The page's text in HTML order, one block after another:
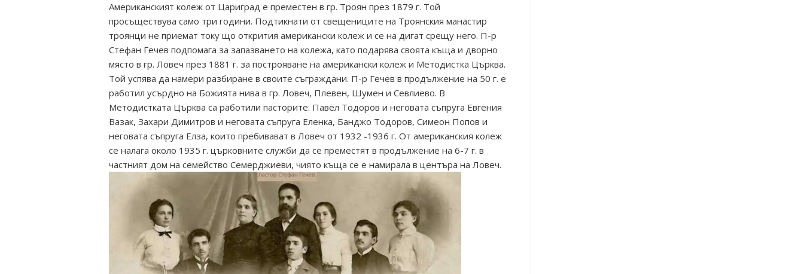
Американският колеж от Цариград е преместен в гр. Троян през 1879 г. Той
просъществува само три години. Подтикнати от свещениците на Троянския манастир
троянци не приемат току що открития американски колеж и се на дигат срещу него. П-р
Стефан Гечев подпомага за запазването на колежа, като подарява своята къща и дворно
място в гр. Ловеч през 1881 г. за построяване на американски колеж и Методистка Църква.
Той успява да намери разбиране в своите съграждани. П-р Гечев в продължение на 50 г. е
работил усърдно на Божията нива в гр. Ловеч, Плевен, Шумен и Севлиево. В
Методистката Църква са работили пасторите: Павел Тодоров и неговата съпруга Евгения
Вазак, Захари Димитров и неговата съпруга Еленка, Банджо Тодоров, Симеон Попов и
неговата съпруга Елза, които пребивават в Ловеч от 1932 -1936 г. От американския колеж
се налага около 1935 г. църковните служби да се преместят в продължение на 6-7 г. в
частният дом на семейство Семерджиеви, чиято къща се е намирала в центъра на Ловеч.